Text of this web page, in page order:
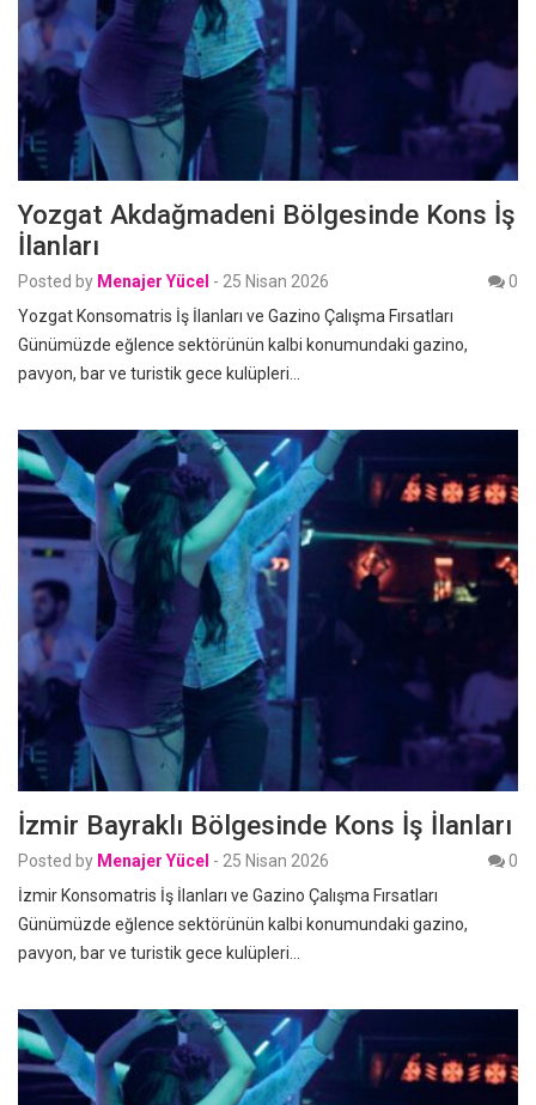
Yozgat Akdağmadeni Bölgesinde Kons İş
İlanları
Posted by Menajer Yücel - 25 Nisan 2026
0
Yozgat Konsomatris İş İlanları ve Gazino Çalışma Fırsatları
Günümüzde eğlence sektörünün kalbi konumundaki gazino,
pavyon, bar ve turistik gece kulüpleri…
İzmir Bayraklı Bölgesinde Kons İş İlanları
Posted by Menajer Yücel - 25 Nisan 2026
0
İzmir Konsomatris İş İlanları ve Gazino Çalışma Fırsatları
Günümüzde eğlence sektörünün kalbi konumundaki gazino,
pavyon, bar ve turistik gece kulüpleri…